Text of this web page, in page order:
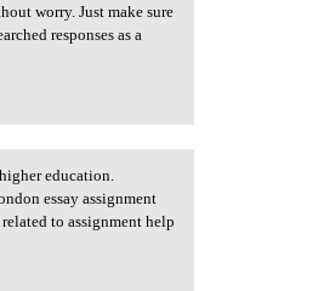
worry. Just make sure
responses as a
education.
essay assignment
to assignment help